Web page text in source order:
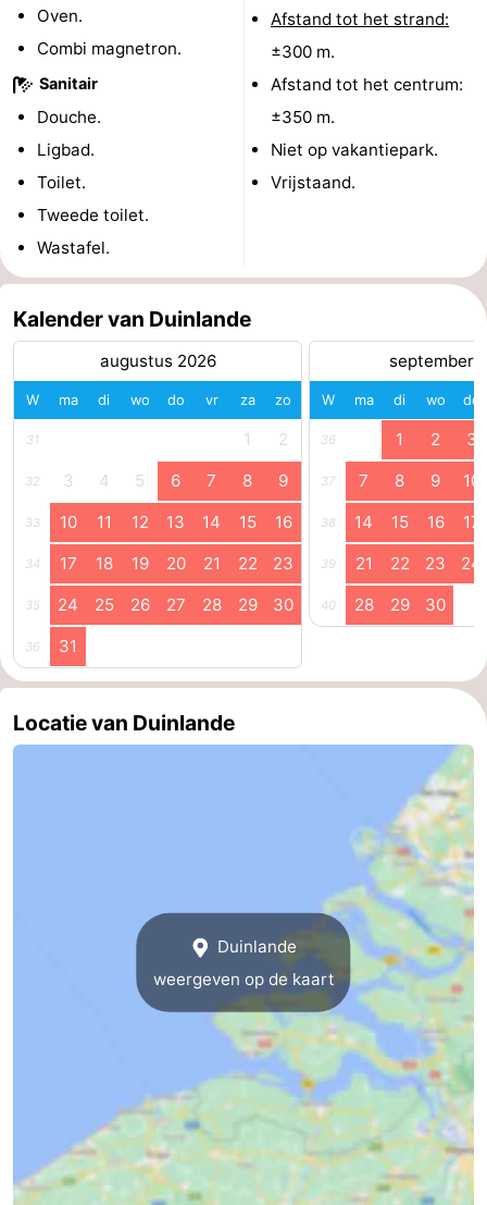
Middelburg
Zeeuws-
Vlaanderen
-
Nieuwvliet
Sluis
-
Natuur
Het
Zwin
Weer
Contact
Oven.
Combi magnetron.
Sanitair
Douche.
Ligbad.
Toilet.
Tweede toilet.
Wastafel.
Afstand tot het strand:
±300 m.
Afstand tot het centrum:
±350 m.
Niet op vakantiepark.
Vrijstaand.
Kalender van Duinlande
augustus 2026
W ma di wo do vr za zo
31 1 2
32 3 4 5 6 7 8 9
33 10 11 12 13 14 15 16
34 17 18 19 20 21 22 23
35 24 25 26 27 28 29 30
36 31
september
W ma di wo do
36 1 2 3
37 7 8 9 10
38 14 15 16 17
39 21 22 23 24
40 28 29 30
Locatie van Duinlande
Duinlande
weergeven op de kaart